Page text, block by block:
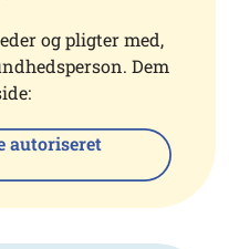
og pligter med,
Dem
autoriseret